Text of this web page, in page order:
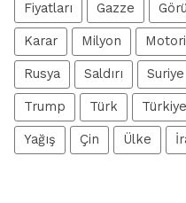
Fiyatları Gazze
Karar Milyon
Rusya Saldırı Suriye
Trump Türk Türkiye
Yağış Çin Ülke